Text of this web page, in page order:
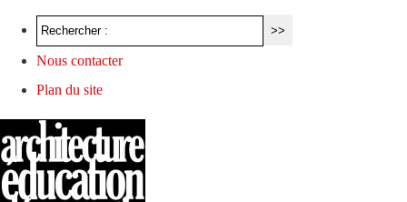
Nous contacter
Plan du site